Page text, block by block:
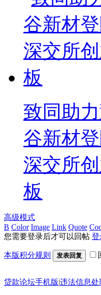
致同助
谷新材
深交所
板
高级模式
B Color Image Link Quote
您需要登录后才可以回帖 登
本版积分规则 发表回复
贷款论坛手机版|违法信息处